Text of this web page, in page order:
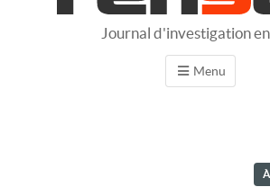
Journal d'investigation
Menu